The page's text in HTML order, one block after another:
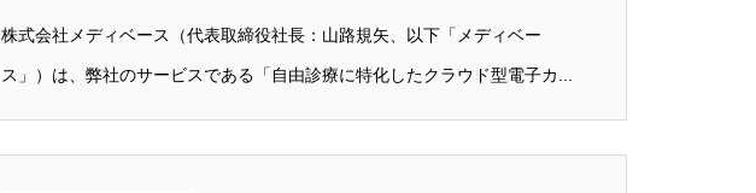
株式会社メディベース（代表取締役社長：山路規矢、以下「メディベー
ス」）は、弊社のサービスである「自由診療に特化したクラウド型電子カ...